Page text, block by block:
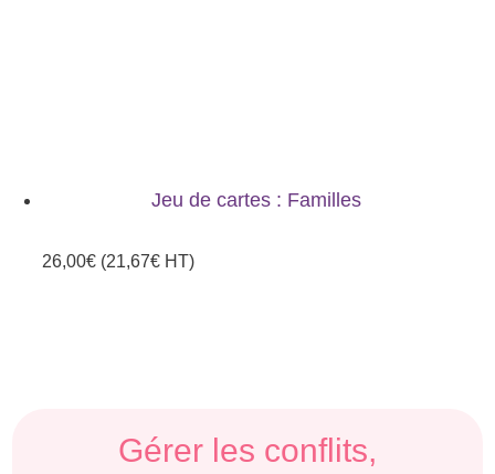
Jeu de cartes : Familles
26,00€ (21,67€ HT)
Gérer les conflits,